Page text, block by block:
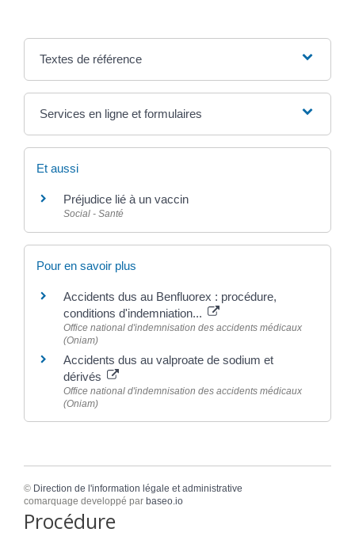
Textes de référence
Services en ligne et formulaires
Et aussi
Préjudice lié à un vaccin
Social - Santé
Pour en savoir plus
Accidents dus au Benfluorex : procédure,
conditions d'indemniation...
Office national d'indemnisation des accidents médicaux
(Oniam)
Accidents dus au valproate de sodium et
dérivés
Office national d'indemnisation des accidents médicaux
(Oniam)
© Direction de l'information légale et administrative
comarquage developpé par baseo.io
Procédure